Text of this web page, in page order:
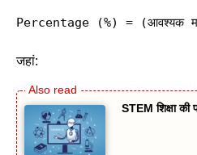
Percentage (%) = (आवश्यक
जहां:
STEM शिक्षा की